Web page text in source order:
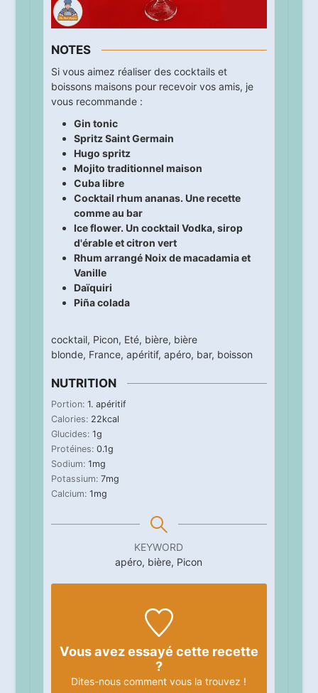
NOTES
Si vous aimez réaliser des cocktails et
boissons maisons pour recevoir vos amis, je
vous recommande :
Gin tonic
Spritz Saint Germain
Hugo spritz
Mojito traditionnel maison
Cuba libre
Cocktail rhum ananas. Une recette
comme au bar
Ice flower. Un cocktail Vodka, sirop
d'érable et citron vert
Rhum arrangé Noix de macadamia et
Vanille
Daïquiri
Piña colada
cocktail, Picon, Eté, bière, bière
blonde, France, apéritif, apéro, bar, boisson
NUTRITION
Portion: 1. apéritif
Calories: 22kcal
Glucides: 1g
Protéines: 0.1g
Sodium: 1mg
Potassium: 7mg
Calcium: 1mg
KEYWORD
apéro, bière, Picon
Vous avez essayé cette recette
?
Dites-nous comment vous la trouvez !